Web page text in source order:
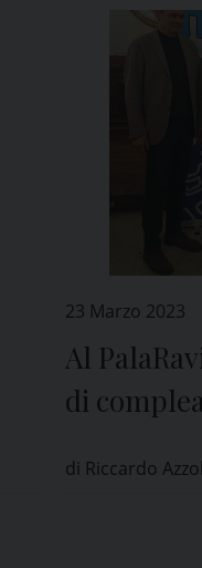
23 Marzo 2023
Al
di
di Riccardo